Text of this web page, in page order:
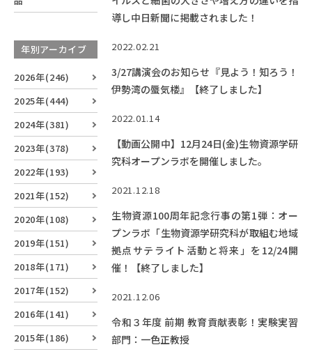
教育（学部・大学院等）
ADMISSION
RESEARCH
SOCIAL
社会連携
CAMPUS LIFE
CENTERS
附属教育研究施設
パンフレット
年別アーカイブ
2026年(246)
2025年(444)
2024年(381)
2023年(378)
2022年(193)
2021年(152)
2020年(108)
2019年(151)
2018年(171)
2017年(152)
2016年(141)
2015年(186)
導し中日新聞に掲載されました！
2022.02.21
3/27講演会のお知らせ『見よう！知ろう！
伊勢湾の蜃気楼』【終了しました】
2022.01.14
【動画公開中】12月24日(金)生物資源学研
究科オープンラボを開催しました。
2021.12.18
生物資源100周年記念行事の第1弾：オー
プンラボ「生物資源学研究科が取組む地域
拠点サテライト活動と将来」を12/24開
催！【終了しました】
2021.12.06
令和３年度 前期 教育貢献表彰！実験実習
部門：一色正教授